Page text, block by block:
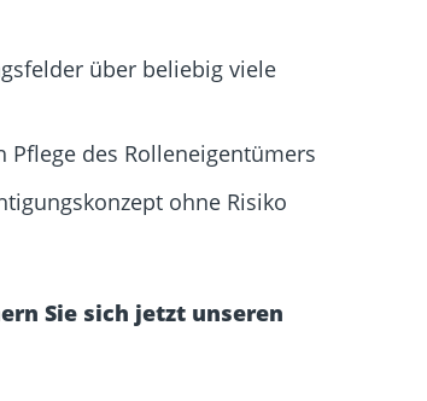
über beliebig viele
des Rolleneigentümers
ohne Risiko
Sie sich jetzt unseren